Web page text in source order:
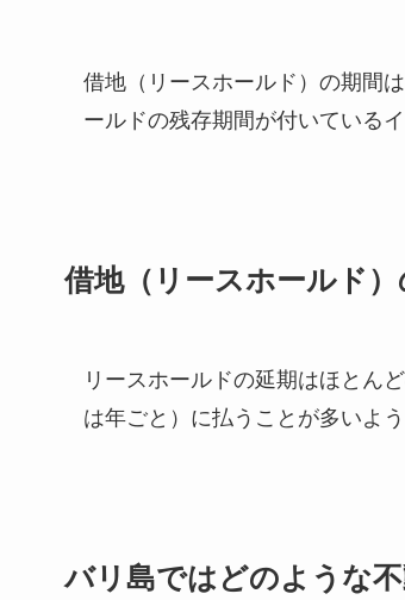
借地（リースホールド）の期間
ールドの残存期間が付いているイ
借地（リースホールド
リースホールドの延期はほとん
は年ごと）に払うことが多いよ
バリ島ではどのような